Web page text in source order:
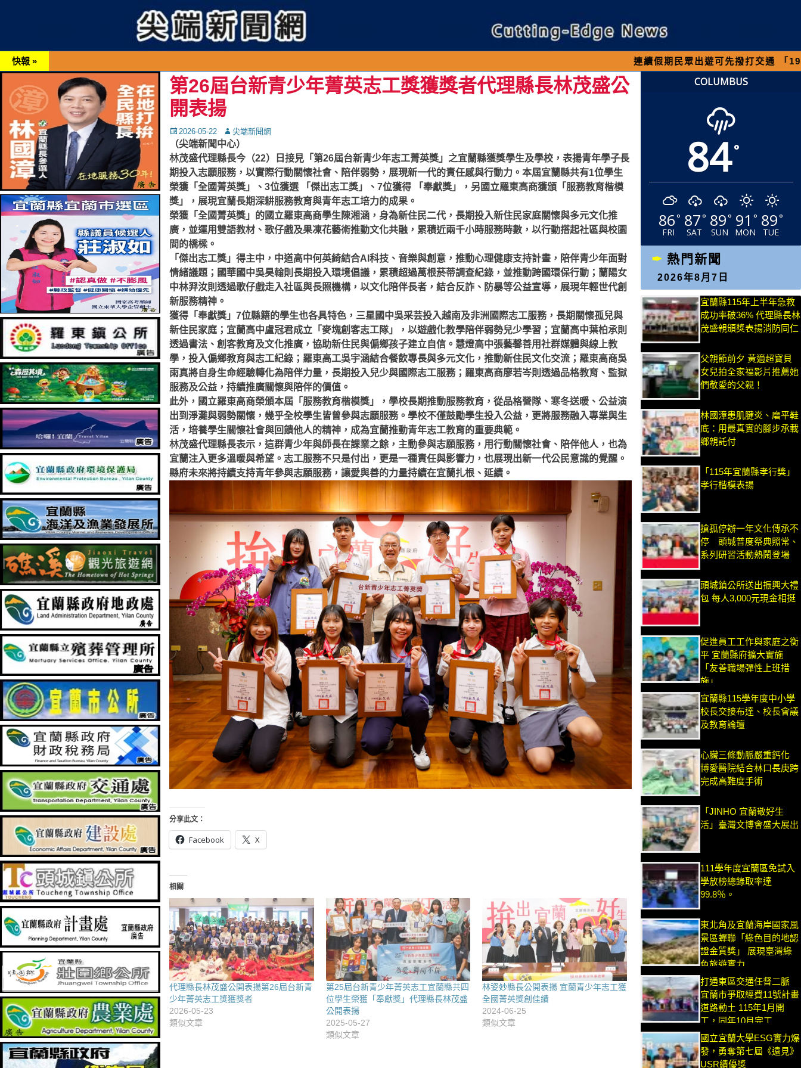
快報 » 連續假期民眾出遊可先撥打交通 「1968」客服專
第26屆台新青少年菁英志工獎獲獎者代理縣長林茂盛公
開表揚
Posted
on
2026-05-22 Autor尖端新聞網
（尖端新聞中心）
林茂盛代理縣長今（22）日接見「第26屆台新青少年志工菁英獎」之宜蘭縣獲獎學生及學校，表揚青年學子長
期投入志願服務，以實際行動關懷社會、陪伴弱勢，展現新一代的責任感與行動力。本屆宜蘭縣共有1位學生
榮獲「全國菁英獎」、3位獲選 「傑出志工獎」、7位獲得 「奉獻獎」，另國立羅東高商獲頒「服務教育楷模
獎」，展現宜蘭長期深耕服務教育與青年志工培力的成果。
榮獲「全國菁英獎」的國立羅東高商學生陳湘涵，身為新住民二代，長期投入新住民家庭關懷與多元文化推
廣，並運用雙語教材、歌仔戲及果凍花藝術推動文化共融，累積近兩千小時服務時數，以行動搭起社區與校園
間的橋樑。
「傑出志工獎」得主中，中道高中何英綺結合AI科技、音樂與創意，推動心理健康支持計畫，陪伴青少年面對
情緒議題；國華國中吳昊翰則長期投入環境倡議，累積超過萬根菸蒂調查紀錄，並推動跨國環保行動；蘭陽女
中林羿汝則透過歌仔戲走入社區與長照機構，以文化陪伴長者，結合反詐、防暴等公益宣導，展現年輕世代創
新服務精神。
獲得「奉獻獎」7位縣籍的學生也各具特色，三星國中吳采芸投入越南及非洲國際志工服務，長期關懷孤兒與
新住民家庭；宜蘭高中盧冠君成立「麥塊創客志工隊」，以遊戲化教學陪伴弱勢兒少學習；宜蘭高中葉柏承則
透過書法、創客教育及文化推廣，協助新住民與偏鄉孩子建立自信。慧燈高中張藝馨善用社群媒體與線上教
學，投入偏鄉教育與志工紀錄；羅東高工吳宇涵結合餐飲專長與多元文化，推動新住民文化交流；羅東高商吳
雨真將自身生命經驗轉化為陪伴力量，長期投入兒少與國際志工服務；羅東高商廖若岑則透過品格教育、監獄
服務及公益，持續推廣關懷與陪伴的價值。
此外，國立羅東高商榮頒本屆「服務教育楷模獎」，學校長期推動服務教育，從品格營隊、寒冬送暖、公益演
出到淨灘與弱勢關懷，幾乎全校學生皆曾參與志願服務。學校不僅鼓勵學生投入公益，更將服務融入專業與生
活，培養學生關懷社會與回饋他人的精神，成為宜蘭推動青年志工教育的重要典範。
林茂盛代理縣長表示，這群青少年與師長在課業之餘，主動參與志願服務，用行動關懷社會、陪伴他人，也為
宜蘭注入更多溫暖與希望。志工服務不只是付出，更是一種責任與影響力，也展現出新一代公民意識的覺醒。
縣府未來將持續支持青年參與志願服務，讓愛與善的力量持續在宜蘭扎根、延續。
分享此文：
Facebook X
相關
代理縣長林茂盛公開表揚第26屆台新青
少年菁英志工獎獲獎者
2026-05-23
類似文章
第25屆台新青少年菁英志工宜蘭縣共四
位學生榮獲「奉獻獎」代理縣長林茂盛
公開表揚
2025-05-27
類似文章
林姿妙縣長公開表揚 宜蘭青少年志工獲
全國菁英獎創佳績
2024-06-25
類似文章
COLUMBUS
84°
86°
FRI
87°
SAT
89°
SUN
91 °
MON
89°
TUE
熱門新聞
2026年8月7日
宜蘭縣115年上半年急救
成功率破36% 代理縣長林
茂盛親頒獎表揚消防同仁
父親節前夕 黃適超寶貝
女兒拍全家福影片推薦她
們敬愛的父親！
林國漳患肌腱炎、磨平鞋
底：用最真實的腳步承載
鄉親託付
「115年宜蘭縣孝行獎」
孝行楷模表揚
搶孤停辦一年文化傳承不
停 頭城普度祭典照常、
系列研習活動熱鬧登場
頭城鎮公所送出振興大禮
包 每人3,000元現金相挺
促進員工工作與家庭之衡
平 宜蘭縣府擴大實施
「友善職場彈性上班措
施」
宜蘭縣115學年度中小學
校長交接布達、校長會議
及教育論壇
心臟三條動脈嚴重鈣化
博愛醫院結合林口長庚跨
完成高難度手術
「JINHO 宜蘭敬好生
活」臺灣文博會盛大展出
111學年度宜蘭區免試入
學放榜總錄取率達
99.8％。
東北角及宜蘭海岸國家風
景區蟬聯「綠色目的地認
證金質獎」 展現臺灣綠
色旅遊實力
打通東區交通任督二脈
宜蘭市爭取經費11號計畫
道路動土 115年1月開
工，同年10月完工
國立宜蘭大學ESG實力爆
發，勇奪第七屆《遠見》
USR績優獎